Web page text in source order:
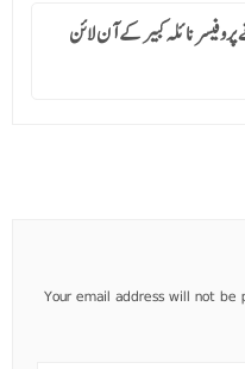
پروفیسر نائلہ کبیر کے آن لائن
Your email address will not be